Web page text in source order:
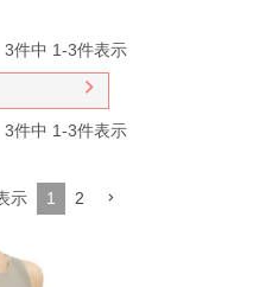
3件中 1-3件表示
3件中 1-3件表示
示 1 2